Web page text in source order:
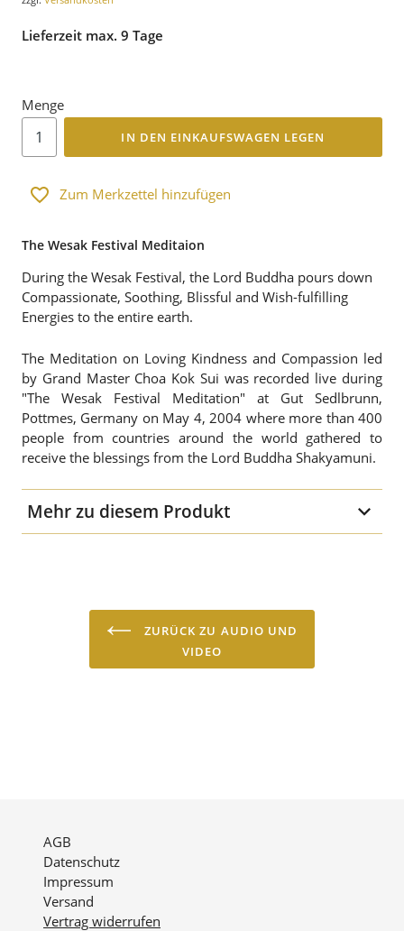
Lieferzeit max. 9 Tage
Menge
IN DEN EINKAUFSWAGEN LEGEN
Zum Merkzettel hinzufügen
The Wesak Festival Meditaion
During the Wesak Festival, the Lord Buddha pours down
Compassionate, Soothing, Blissful and Wish-fulfilling
Energies to the entire earth.
The Meditation on Loving Kindness and Compassion led
by Grand Master Choa Kok Sui was recorded live during
"The Wesak Festival Meditation" at Gut Sedlbrunn,
Pottmes, Germany on May 4, 2004 where more than 400
people from countries around the world gathered to
receive the blessings from the Lord Buddha Shakyamuni.
Mehr zu diesem Produkt
ZURÜCK ZU AUDIO UND
VIDEO
AGB
Datenschutz
Impressum
Versand
Vertrag widerrufen